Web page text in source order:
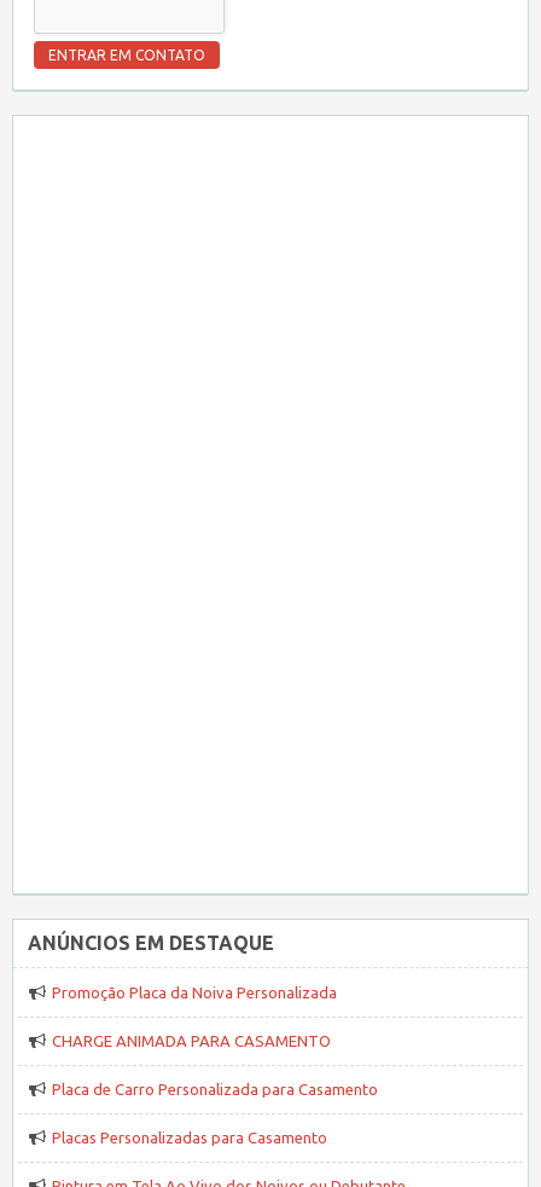
ANÚNCIOS EM DESTAQUE
Promoção Placa da Noiva Personalizada
CHARGE ANIMADA PARA CASAMENTO
Placa de Carro Personalizada para Casamento
Placas Personalizadas para Casamento